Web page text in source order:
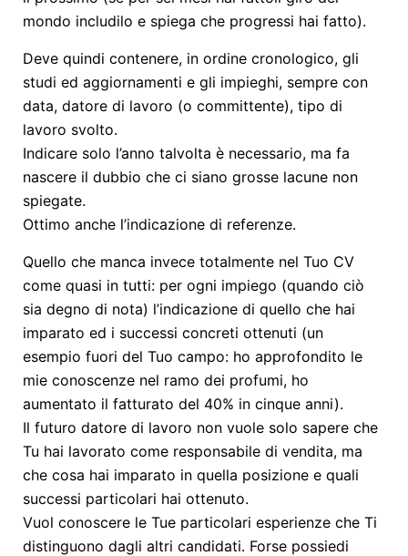
mondo includilo e spiega che progressi hai fatto).
Deve quindi contenere, in ordine cronologico, gli
studi ed aggiornamenti e gli impieghi, sempre con
data, datore di lavoro (o committente), tipo di
lavoro svolto.
Indicare solo l’anno talvolta è necessario, ma fa
nascere il dubbio che ci siano grosse lacune non
spiegate.
Ottimo anche l’indicazione di referenze.
Quello che manca invece totalmente nel Tuo CV
come quasi in tutti: per ogni impiego (quando ciò
sia degno di nota) l’indicazione di quello che hai
imparato ed i successi concreti ottenuti (un
esempio fuori del Tuo campo: ho approfondito le
mie conoscenze nel ramo dei profumi, ho
aumentato il fatturato del 40% in cinque anni).
Il futuro datore di lavoro non vuole solo sapere che
Tu hai lavorato come responsabile di vendita, ma
che cosa hai imparato in quella posizione e quali
successi particolari hai ottenuto.
Vuol conoscere le Tue particolari esperienze che Ti
distinguono dagli altri candidati. Forse possiedi